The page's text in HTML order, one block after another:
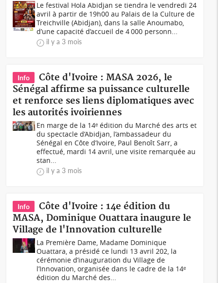
Le festival Hola Abidjan se tiendra le vendredi 24
avril à partir de 19h00 au Palais de la Culture de
Treichville (Abidjan), dans la salle Anoumabo,
d’une capacité d’accueil de 4 000 personn...
il y a 3 mois
Info
Côte d'Ivoire : MASA 2026, le
Sénégal affirme sa puissance culturelle
et renforce ses liens diplomatiques avec
les autorités ivoiriennes
En marge de la 14ᵉ édition du Marché des arts et
du spectacle d’Abidjan, l’ambassadeur du
Sénégal en Côte d’Ivoire, Paul Benoît Sarr, a
effectué, mardi 14 avril, une visite remarquée au
stan...
il y a 3 mois
Info
Côte d'Ivoire : 14e édition du
MASA, Dominique Ouattara inaugure le
Village de l'Innovation culturelle
La Première Dame, Madame Dominique
Ouattara, a présidé ce lundi 13 avril 202, la
cérémonie d’inauguration du Village de
l’Innovation, organisée dans le cadre de la 14ᵉ
édition du Marché des...